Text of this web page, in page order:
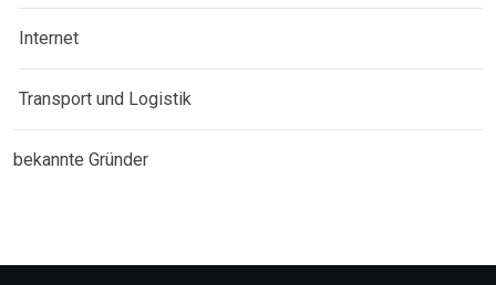
Internet
Transport und Logistik
bekannte Gründer